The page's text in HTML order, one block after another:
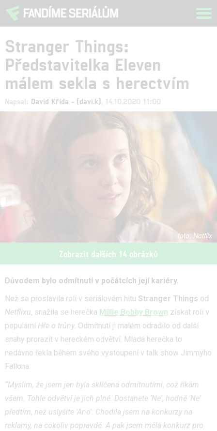
Stranger Things:
Představitelka Eleven
málem sekla s herectvím
Napsal: David Křída - (davi.k) , 14.10.2020 11:00
Netflix
Zobrazit dalších 14 obrázků
Důvodem bylo odmítnutí v počátcích její kariéry.
Než se proslavila rolí v seriálovém hitu Stranger Things od
Netflixu, snažila se herečka Millie Bobby Brown získat roli v
populární Hře o trůny. Odmítnutí ji malém odradilo od další
snahy prorazit v hereckém odvětví. Mladá herečka to
nedávno řekla během svého vystoupení v talk show Jimmyho
Fallona.
“Myslím, že jsem jen byla sklíčená odmítnutími, což říkám
všem. Tohle odvětví je jich plné. Dostanete 'Ne', hodně 'Ne'
předtím, než uslyšíte 'Ano'. Chodila jsem na konkurzy na
reklamy, na cokoliv popravdě. A pak jsem měla konkurz pro